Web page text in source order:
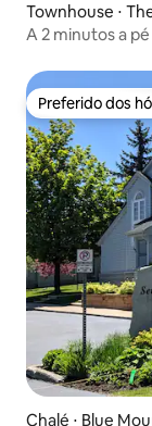
Townhouse ⋅
A 2 minutos a
Preferido dos
Preferido dos
Chalé ⋅ Blue